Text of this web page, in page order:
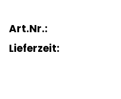
Art.Nr.:
Lieferzeit: